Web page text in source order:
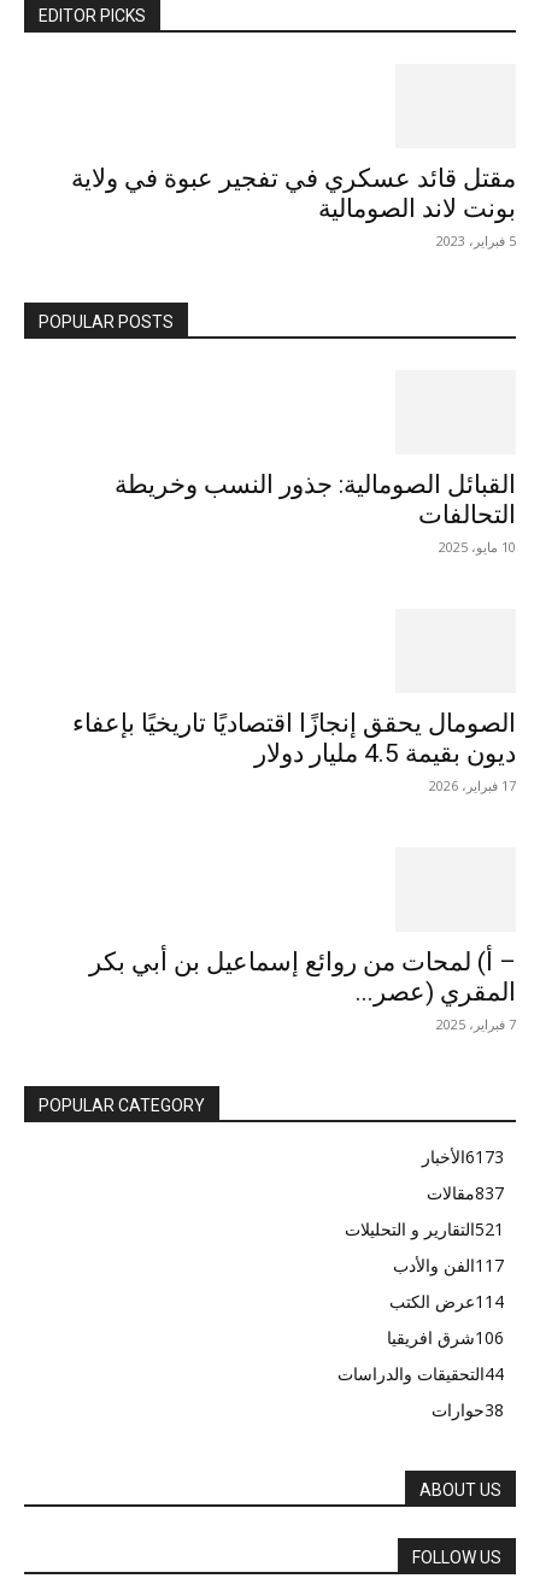
EDITOR PICKS
مقتل قائد عسكري في تفجير عبوة في ولاية
بونت لاند الصومالية
5 فبراير، 2023
POPULAR POSTS
القبائل الصومالية: جذور النسب وخريطة
التحالفات
10 مايو، 2025
الصومال يحقق إنجازًا اقتصاديًا تاريخيًا بإعفاء
ديون بقيمة 4.5 مليار دولار
17 فبراير، 2026
– أ) لمحات من روائع إسماعيل بن أبي بكر
المقري (عصر...
7 فبراير، 2025
POPULAR CATEGORY
الأخبار6173
مقالات837
التقارير و التحليلات521
الفن والأدب117
عرض الكتب114
شرق افريقيا106
التحقيقات والدراسات44
حوارات38
ABOUT US
FOLLOW US